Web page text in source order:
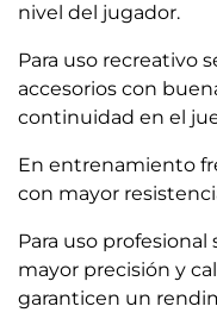
nivel del jugador.
Para uso recreativo
accesorios con
continuidad en el
En entrenamiento
con mayor
Para uso
mayor precisión y
garanticen un